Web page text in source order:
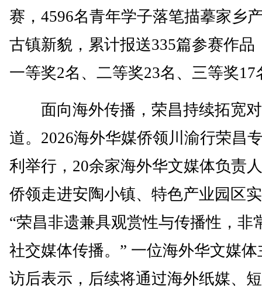
赛，4596名青年学子落笔描摹家乡
古镇新貌，累计报送335篇参赛作品
一等奖2名、二等奖23名、三等奖17
面向海外传播，荣昌持续拓宽对
道。2026海外华媒侨领川渝行荣昌
利举行，20余家海外华文媒体负责
侨领走进安陶小镇、特色产业园区
“荣昌非遗兼具观赏性与传播性，非
社交媒体传播。” 一位海外华文媒
访后表示，后续将通过海外纸媒、